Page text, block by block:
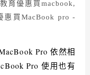
Pro依然相
Pro使用也有